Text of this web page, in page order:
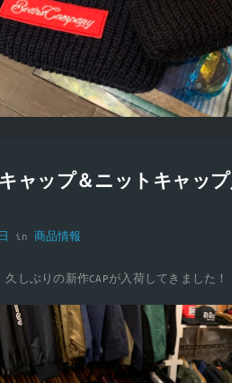
ャップ＆ニットキャッ
in 商品情報
久しぶりの新作CAPが入荷してきました！